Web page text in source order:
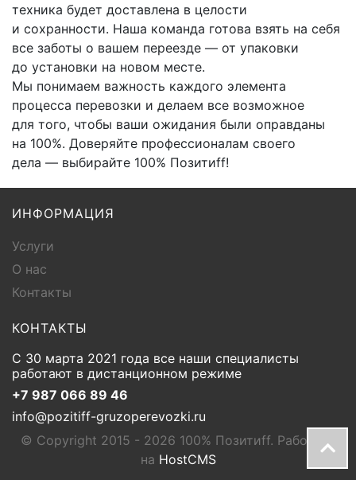
техника будет доставлена в целости
и сохранности. Наша команда готова взять на себя
все заботы о вашем переезде — от упаковки
до установки на новом месте.
Мы понимаем важность каждого элемента
процесса перевозки и делаем все возможное
для того, чтобы ваши ожидания были оправданы
на 100%. Доверяйте профессионалам своего
дела — выбирайте 100% Позитиff!
ИНФОРМАЦИЯ
Услуги
О нас
Контакты
КОНТАКТЫ
С 30 марта 2021 года все наши специалисты
работают в дистанционном режиме
+7 987 066 89 46
info@pozitiff-gruzoperevozki.ru
© Copyright 2015 - 2026 100% Позитиff. Работает
на HostCMS